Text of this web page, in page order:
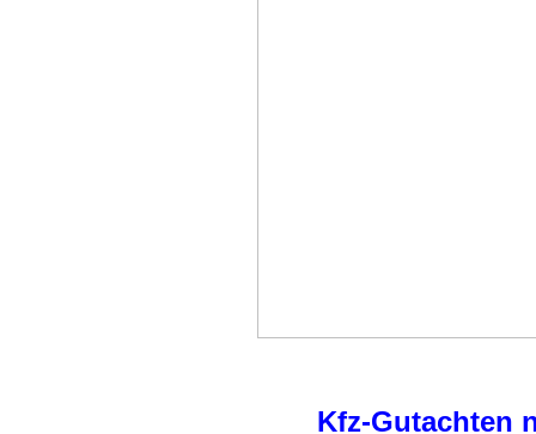
Kfz-Gutachten